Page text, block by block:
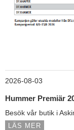
2026-08-03
Hummer Premiär
Besök vår butik i
LÄS MER